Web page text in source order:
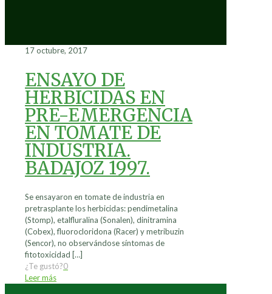
17 octubre, 2017
ENSAYO DE
HERBICIDAS EN
PRE-EMERGENCIA
EN TOMATE DE
INDUSTRIA.
BADAJOZ 1997.
Se ensayaron en tomate de industria en
pretrasplante los herbicidas: pendimetalina
(Stomp), etalfluralina (Sonalen), dinitramina
(Cobex), fluorocloridona (Racer) y metribuzin
(Sencor), no observándose síntomas de
fitotoxicidad […]
¿Te gustó?0
Leer más